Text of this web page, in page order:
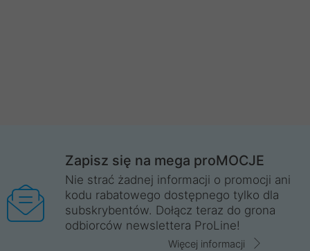
Zapisz się na mega proMOCJE
Nie strać żadnej informacji o promocji ani
kodu rabatowego dostępnego tylko dla
subskrybentów. Dołącz teraz do grona
odbiorców newslettera ProLine!
Więcej informacji